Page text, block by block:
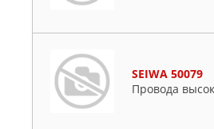
SEIWA 50079
Провода